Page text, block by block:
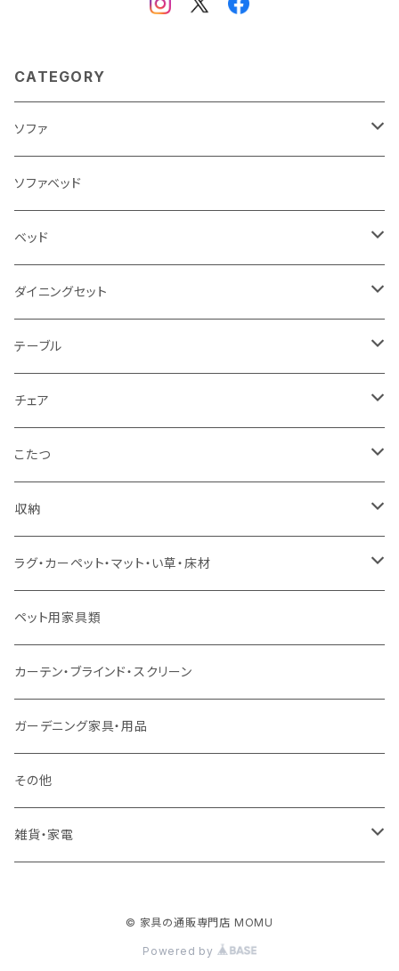
CATEGORY
ソファ
3人掛け
2.5人掛け
2人掛け
1人掛け
カウチソファ
コーナーソファ
ソファセット
スツール・オットマン
ソファ付属品
クッション・座椅子
ソファベッド
ベッド
シングルサイズ以下（フレームのみ）
セミダブルサイズ（フレームのみ）
ダブルサイズ（フレームのみ）
ワイドダブルサイズ以上（フレームのみ）
シングルサイズ以下（マットレス付）
セミダブルサイズ（マットレス付）
ダブルサイズ（マットレス付）
ダブルサイズ以上（マットレス付）
ロフトベッド
二段ベッド
マットレス
ダイニングセット
ダイニング3点セット以下
ダイニング4点セット
ダイニング5点・6点セット
ダイニング7点セット以上
テーブル
センターテーブル
ダイニングテーブル
カウンターテーブル
リフティングテーブル
サイドテーブル・コーヒーテーブル
デスク
チェア
ダイニングチェア
カウンターチェア
キッズチェア
オフィスチェア・ゲーミングチェア
ダイニングベンチ・スツール
こたつ
こたつテーブル
こたつ布団
コタツ・布団セット
収納
本棚・シェルフ
食器棚・収納庫
レンジ台・カウンター
ラック
TVボード
キャビネット・飾り棚
ラグ・カーペット・マット・い草・床材
マット・フロアタイル
ラグ
カーペット
ペット用家具類
カーテン・ブラインド・スクリーン
ガーデニング家具・用品
その他
雑貨・家電
© 家具の通販専門店 MOMU
Powered by